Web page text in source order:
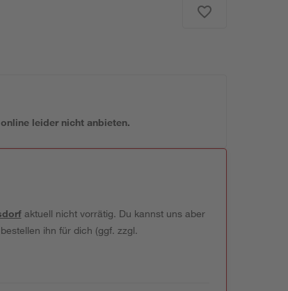
leider nicht anbieten.
aktuell nicht vorrätig. Du kannst uns aber
ihn für dich (ggf. zzgl.